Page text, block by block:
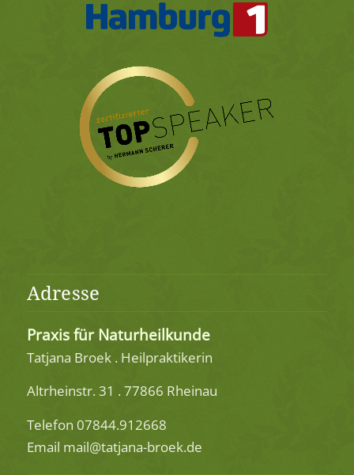
Adresse
Praxis für Naturheilkunde
Tatjana Broek . Heilpraktikerin
Altrheinstr. 31 . 77866 Rheinau
Telefon 07844.912668
Email mail@tatjana-broek.de